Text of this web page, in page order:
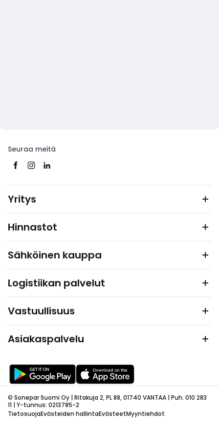
Seuraa meitä
Yritys
Hinnastot
Sähköinen kauppa
Logistiikan palvelut
Vastuullisuus
Asiakaspalvelu
© Sonepar Suomi Oy | Ritakuja 2, PL 88, 01740 VANTAA | Puh. 010 283
11 | Y-tunnus: 0213785-2
TietosuojaEvästeiden hallintaEvästeetMyyntiehdot